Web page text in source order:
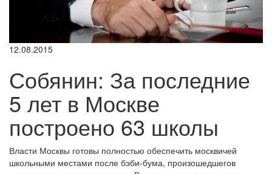
12.08.2015
Собянин: За последние
5 лет в Москве
построено 63 школы
Власти Москвы готовы полностью обеспечить москвичей
школьными местами после бэби-бума, произошедшегов